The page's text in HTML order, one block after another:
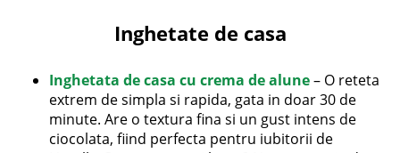
Inghetate de casa
Inghetata de casa cu crema de alune– O reteta
extrem de simpla si rapida, gata in doar 30 de
minute. Are o textura fina si un gust intens de
ciocolata, fiind perfecta pentru iubitorii de